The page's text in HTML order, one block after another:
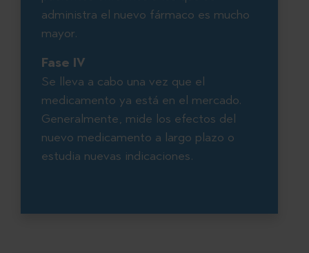
administra el nuevo fármaco es mucho
mayor.
Fase IV
Se lleva a cabo una vez que el
medicamento ya está en el mercado.
Generalmente, mide los efectos del
nuevo medicamento a largo plazo o
estudia nuevas indicaciones.